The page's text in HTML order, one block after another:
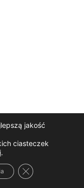
jakość
ciasteczek
.
Zamknij panel